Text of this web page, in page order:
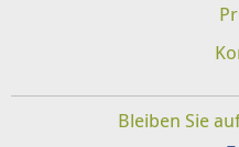
Bleiben Sie